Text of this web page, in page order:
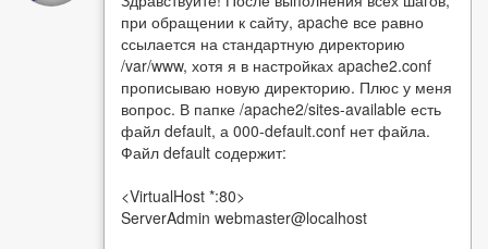
при обращении к сайту, apache все равно
ссылается на стандартную директорию
/var/www, хотя я в настройках apache2.conf
прописываю новую директорию. Плюс у меня
вопрос. В папке /apache2/sites-available есть
файл default, а 000-default.conf нет файла.
Файл default содержит:
<VirtualHost *:80>
ServerAdmin webmaster@localhost